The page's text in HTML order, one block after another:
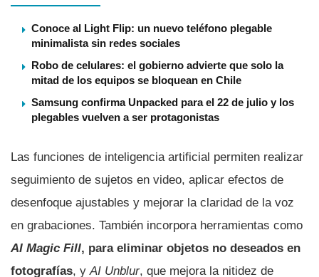
Conoce al Light Flip: un nuevo teléfono plegable
minimalista sin redes sociales
Robo de celulares: el gobierno advierte que solo la
mitad de los equipos se bloquean en Chile
Samsung confirma Unpacked para el 22 de julio y los
plegables vuelven a ser protagonistas
Las funciones de inteligencia artificial permiten realizar
seguimiento de sujetos en video, aplicar efectos de
desenfoque ajustables y mejorar la claridad de la voz
en grabaciones. También incorpora herramientas como
AI Magic Fill, para eliminar objetos no deseados en
fotografías, yAI Unblur, que mejora la nitidez de